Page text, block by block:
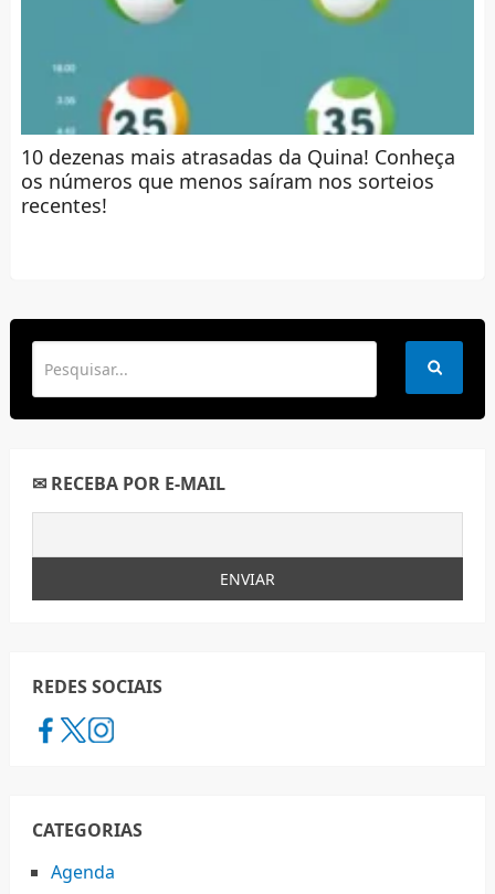
10 dezenas mais atrasadas da Quina! Conheça
os números que menos saíram nos sorteios
recentes!
✉ RECEBA POR E-MAIL
REDES SOCIAIS
CATEGORIAS
Agenda